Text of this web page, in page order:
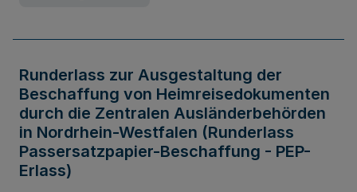
Runderlass zur Ausgestaltung der
Beschaffung von Heimreisedokumenten
durch die Zentralen Ausländerbehörden
in Nordrhein-Westfalen (Runderlass
Passersatzpapier-Beschaffung - PEP-
Erlass)